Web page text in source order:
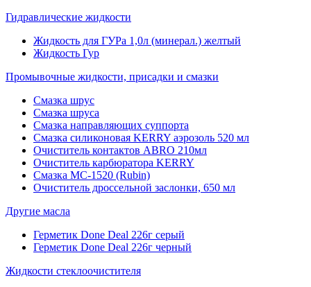
Гидравлические жидкости
Жидкость для ГУРа 1,0л (минерал.) желтый
Жидкость Гур
Промывочные жидкости, присадки и смазки
Смазка шрус
Смазка шруса
Смазка направляющих суппорта
Смазка силиконовая KERRY аэрозоль 520 мл
Очиститель контактов ABRO 210мл
Очиститель карбюратора KERRY
Смазка МС-1520 (Rubin)
Очиститель дроссельной заслонки, 650 мл
Другие масла
Герметик Done Deal 226г серый
Герметик Done Deal 226г черный
Жидкости стеклоочистителя